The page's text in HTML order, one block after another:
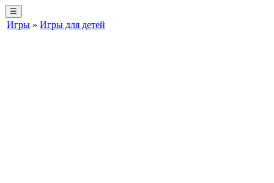
☰
Игры » Игры для детей